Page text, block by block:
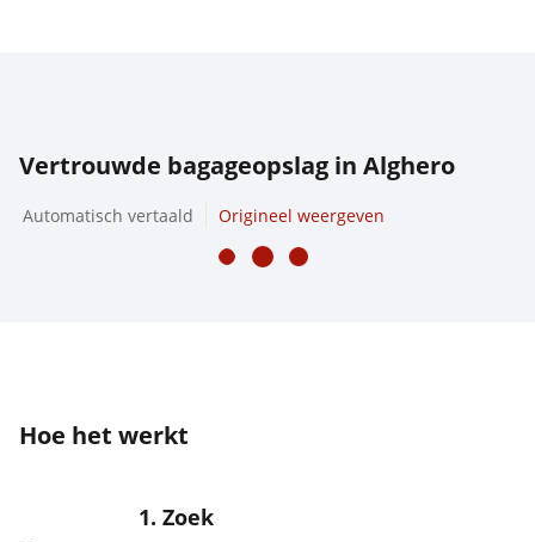
Vertrouwde bagageopslag in Alghero
Automatisch vertaald Origineel weergeven
Hoe het werkt
1. Zoek